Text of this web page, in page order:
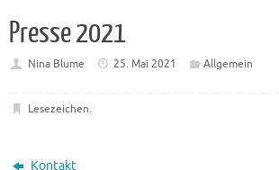
Presse 2021
Nina Blume 25. Mai 2021 Allgemein
Lesezeichen.
Kontakt